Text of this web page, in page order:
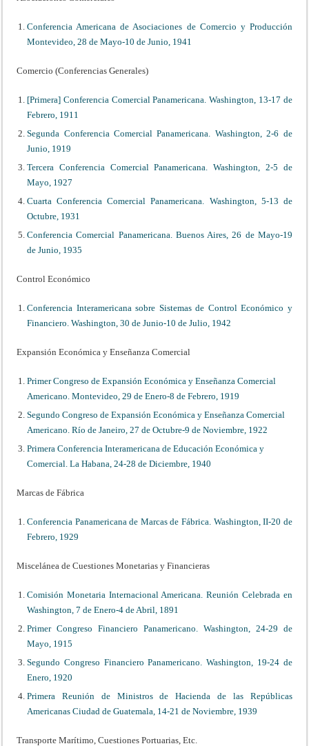
Conferencia Americana de Asociaciones de Comercio y Producción
Montevideo, 28 de Mayo-10 de Junio, 1941
Comercio (Conferencias Generales)
[Primera] Conferencia Comercial Panamericana. Washington, 13-17 de
Febrero, 1911
Segunda Conferencia Comercial Panamericana. Washington, 2-6 de
Junio, 1919
Tercera Conferencia Comercial Panamericana. Washington, 2-5 de
Mayo, 1927
Cuarta Conferencia Comercial Panamericana. Washington, 5-13 de
Octubre, 1931
Conferencia Comercial Panamericana. Buenos Aires, 26 de Mayo-19
de Junio, 1935
Control Económico
Conferencia Interamericana sobre Sistemas de Control Económico y
Financiero. Washington, 30 de Junio-10 de Julio, 1942
Expansión Económica y Enseñanza Comercial
Primer Congreso de Expansión Económica y Enseñanza Comercial
Americano. Montevideo, 29 de Enero-8 de Febrero, 1919
Segundo Congreso de Expansión Económica y Enseñanza Comercial
Americano. Río de Janeiro, 27 de Octubre-9 de Noviembre, 1922
Primera Conferencia Interamericana de Educación Económica y
Comercial. La Habana, 24-28 de Diciembre, 1940
Marcas de Fábrica
Conferencia Panamericana de Marcas de Fábrica. Washington, II-20 de
Febrero, 1929
Miscelánea de Cuestiones Monetarias y Financieras
Comisión Monetaria Internacional Americana. Reunión Celebrada en
Washington, 7 de Enero-4 de Abril, 1891
Primer Congreso Financiero Panamericano. Washington, 24-29 de
Mayo, 1915
Segundo Congreso Financiero Panamericano. Washington, 19-24 de
Enero, 1920
Primera Reunión de Ministros de Hacienda de las Repúblicas
Americanas Ciudad de Guatemala, 14-21 de Noviembre, 1939
Transporte Marítimo, Cuestiones Portuarias, Etc.